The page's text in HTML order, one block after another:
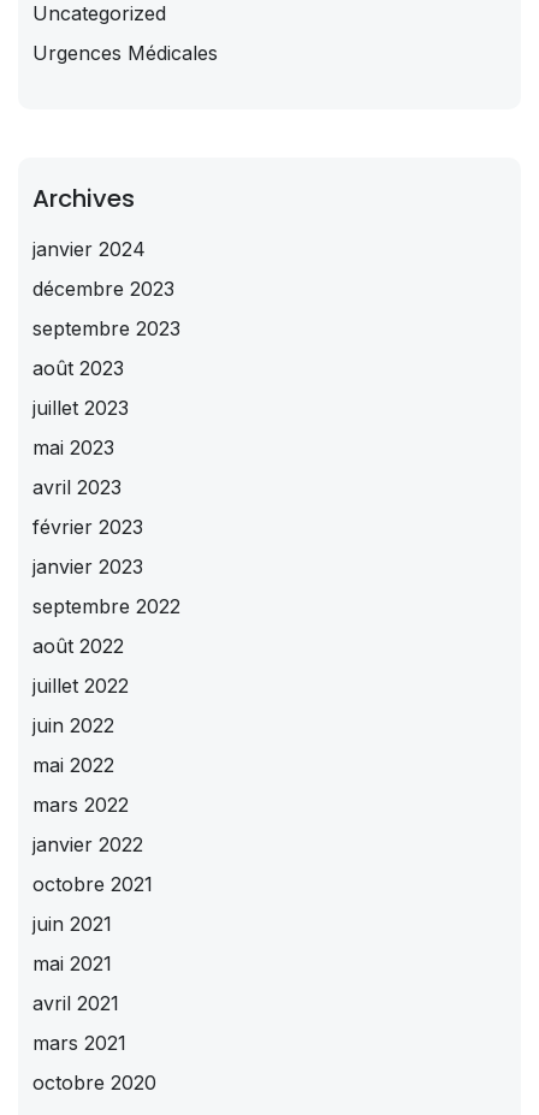
Uncategorized
Urgences Médicales
Archives
janvier 2024
décembre 2023
septembre 2023
août 2023
juillet 2023
mai 2023
avril 2023
février 2023
janvier 2023
septembre 2022
août 2022
juillet 2022
juin 2022
mai 2022
mars 2022
janvier 2022
octobre 2021
juin 2021
mai 2021
avril 2021
mars 2021
octobre 2020